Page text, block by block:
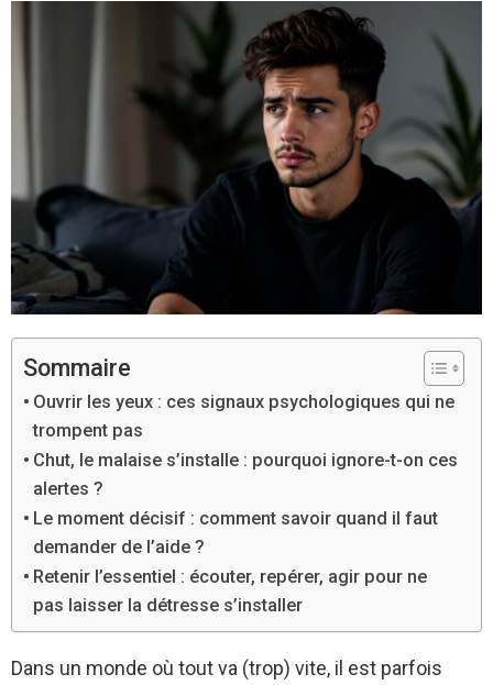
Sommaire
Ouvrir les yeux : ces signaux psychologiques qui ne
trompent pas
Chut, le malaise s’installe : pourquoi ignore-t-on ces
alertes ?
Le moment décisif : comment savoir quand il faut
demander de l’aide ?
Retenir l’essentiel : écouter, repérer, agir pour ne
pas laisser la détresse s’installer
Dans un monde où tout va (trop) vite, il est parfois